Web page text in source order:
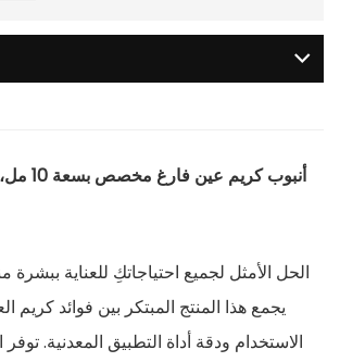
الحل الأمثل لجميع احتياجاتكِ للعناية
يجمع هذا المنتج المبتكر بين فوائد كريم
الاستخدام ودقة أداة التطبيق المعدنية. توفر